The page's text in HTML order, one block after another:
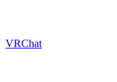
VRChat